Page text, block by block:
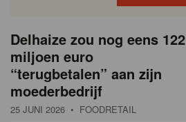
N
e
u
Delhaize zou nog eens 122
miljoen euro
“terugbetalen” aan zijn
moederbedrijf
25 JUNI 2026 • FOODRETAIL
P
a
g
i
n
Vorige
Page
Page
Page
Page
Current
page
Page
Page
Page
Page
Volgende
academy
society